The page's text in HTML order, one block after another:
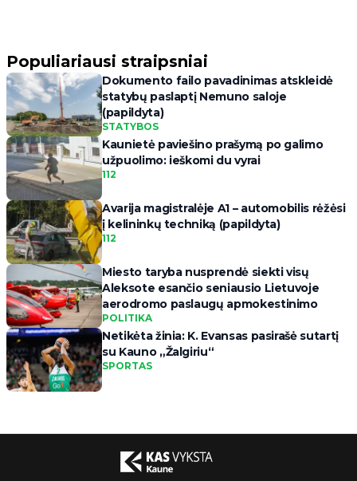
Populiariausi straipsniai
Dokumento failo pavadinimas atskleidė
statybų paslaptį Nemuno saloje
(papildyta)
STATYBOS
Kaunietė paviešino prašymą po galimo
užpuolimo: ieškomi du vyrai
112
Avarija magistralėje A1 – automobilis rėžėsi
į kelininkų techniką (papildyta)
112
Miesto taryba nusprendė siekti visų
Aleksote esančio seniausio Lietuvoje
aerodromo paslaugų apmokestinimo
POLITIKA
Netikėta žinia: K. Evansas pasirašė sutartį
su Kauno „Žalgiriu“
SPORTAS